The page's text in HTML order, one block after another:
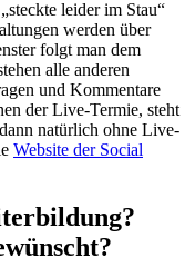
leider im Stau“
werden über
folgt man dem
alle anderen
und Kommentare
der Live-Termie, steht
natürlich ohne Live-
Website der Social